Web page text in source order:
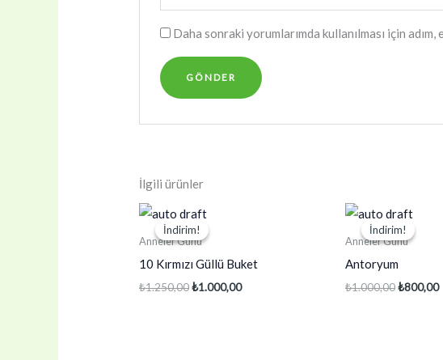
Daha sonraki yorumlarımda kullanılması için
İlgili ürünler
İndirim!
İndirim!
Anneler Günü
10 Kırmızı Güllü Buket
₺1.250,00Orijinal
₺1.000,00Şu
İndirim!
İndirim!
Anneler Günü
Antoryum
₺1.000,00Orijinal
₺800,00